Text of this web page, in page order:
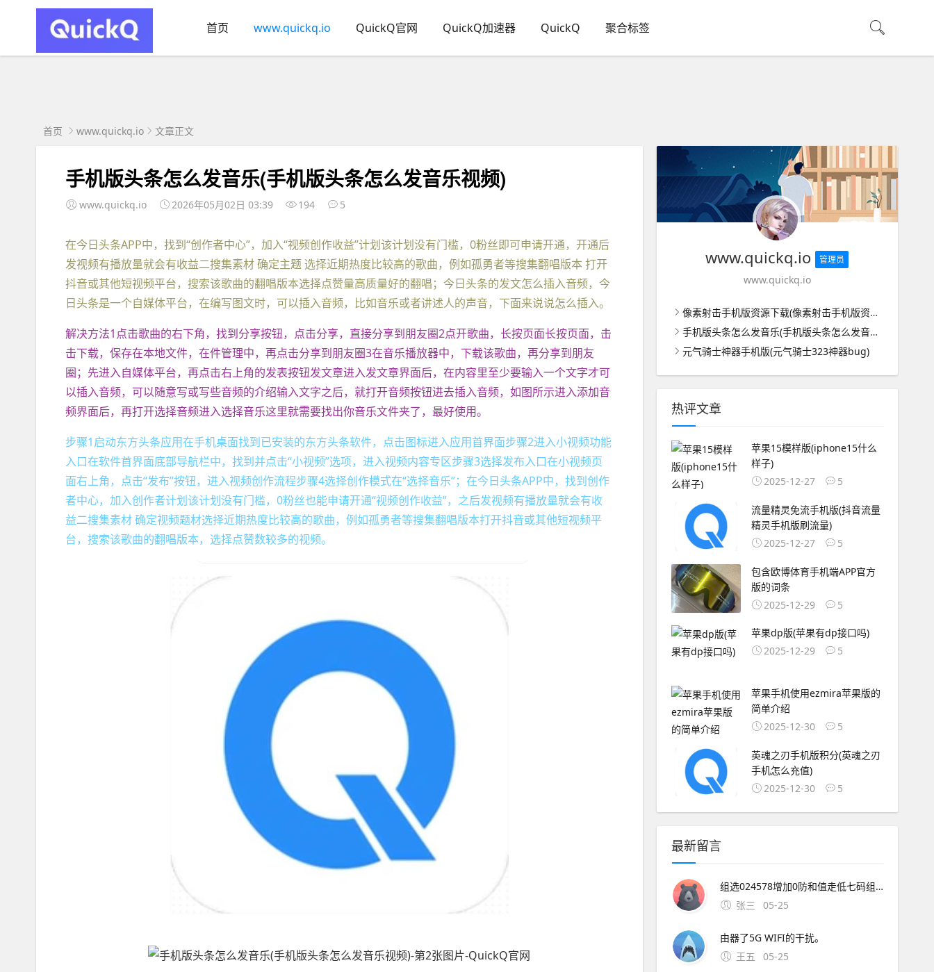
首页 www.quickq.io QuickQ官网 QuickQ加速器 QuickQ 聚合标签
首页 www.quickq.io 文章正文
手机版头条怎么发音乐(手机版头条怎么发音乐视频)
www.quickq.io 2026年05月02日 03:39 194 5
在今日头条APP中，找到“创作者中心”，加入“视频创作收益”计划该计划没有门槛，0粉丝即可申请开通，开通后
发视频有播放量就会有收益二搜集素材 确定主题 选择近期热度比较高的歌曲，例如孤勇者等搜集翻唱版本 打开
抖音或其他短视频平台，搜索该歌曲的翻唱版本选择点赞量高质量好的翻唱；今日头条的发文怎么插入音频，今
日头条是一个自媒体平台，在编写图文时，可以插入音频，比如音乐或者讲述人的声音，下面来说说怎么插入。
解决方法1点击歌曲的右下角，找到分享按钮，点击分享，直接分享到朋友圈2点开歌曲，长按页面长按页面，击
击下载，保存在本地文件，在件管理中，再点击分享到朋友圈3在音乐播放器中，下载该歌曲，再分享到朋友
圈；先进入自媒体平台，再点击右上角的发表按钮发文章进入发文章界面后，在内容里至少要输入一个文字才可
以插入音频，可以随意写或写些音频的介绍输入文字之后，就打开音频按钮进去插入音频，如图所示进入添加音
频界面后，再打开选择音频进入选择音乐这里就需要找出你音乐文件夹了，最好使用。
步骤1启动东方头条应用在手机桌面找到已安装的东方头条软件，点击图标进入应用首界面步骤2进入小视频功能
入口在软件首界面底部导航栏中，找到并点击“小视频”选项，进入视频内容专区步骤3选择发布入口在小视频页
面右上角，点击“发布”按钮，进入视频创作流程步骤4选择创作模式在“选择音乐”；在今日头条APP中，找到创作
者中心，加入创作者计划该计划没有门槛，0粉丝也能申请开通“视频创作收益”，之后发视频有播放量就会有收
益二搜集素材 确定视频题材选择近期热度比较高的歌曲，例如孤勇者等搜集翻唱版本打开抖音或其他短视频平
台，搜索该歌曲的翻唱版本，选择点赞数较多的视频。
www.quickq.io 管理员
www.quickq.io
像素射击手机版资源下载(像素射击手机版资源下载安装)
手机版头条怎么发音乐(手机版头条怎么发音乐视频)
元气骑士神器手机版(元气骑士323神器bug)
热评文章
苹果15模样版(iphone15什么
样子)
2025-12-27
5
流量精灵免流手机版(抖音流量
精灵手机版刷流量)
2025-12-27
5
包含欧博体育手机端APP官方
版的词条
2025-12-29
5
苹果dp版(苹果有dp接口吗)
2025-12-29
5
苹果手机使用ezmira苹果版的
简单介绍
2025-12-30
5
英魂之刃手机版积分(英魂之刃
手机怎么充值)
2025-12-30
5
最新留言
组选024578增加0防和值走低七码组选0245678全面覆盖体彩排列三116期分析预测历史数据回顾115期开奖号码为836，特征为1奇2偶2大1小组六。5、杀码分析杀一码8146期重码，短期重复概率低杀
张三
05-25
由器了5G WIFI的干扰。
王五
05-25